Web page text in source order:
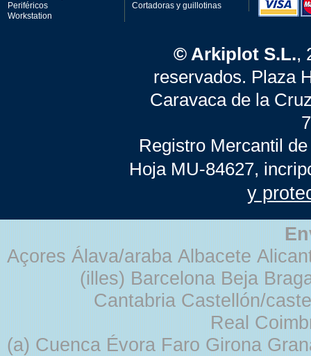
Periféricos
Workstation
Cortadoras y guillotinas
© Arkiplot S.L.,
reservados. Plaza
Caravaca de la
Registro Mercantil
Hoja MU-84627,
y
Açores Álava/araba Albacete
(illes) Barcelona Beja
Cantabria Castellón/
Real
(a) Cuenca Évora Faro Girona